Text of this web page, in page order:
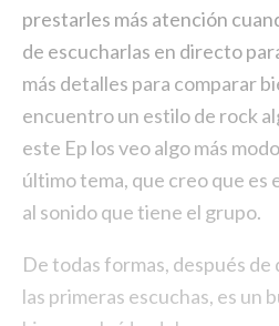
prestarles más atención
de escucharlas en directo
más detalles para comparar
encuentro un estilo de rock
este Ep los veo algo más
último tema, que creo que es
al sonido que tiene el grupo.
De todas formas, después
las primeras escuchas, es un